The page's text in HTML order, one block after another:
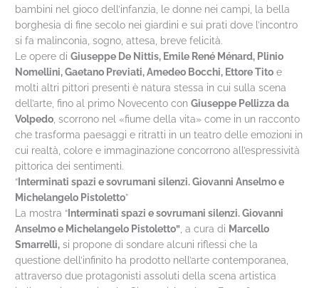
bambini nel gioco dell’infanzia, le donne nei campi, la bella
borghesia di fine secolo nei giardini e sui prati dove l’incontro
si fa malinconia, sogno, attesa, breve felicità.
Le opere diGiuseppe De Nittis, Emile René Ménard, Plinio
Nomellini, Gaetano Previati, Amedeo Bocchi, Ettore Tito e
molti altri pittori presenti è natura stessa in cui sulla scena
dell’arte, fino al primo Novecento conGiuseppe Pellizza da
Volpedo , scorrono nel «fiume della vita» come in un racconto
che trasforma paesaggi e ritratti in un teatro delle emozioni in
cui realtà, colore e immaginazione concorrono all’espressività
pittorica dei sentimenti.
“Interminati spazi e sovrumani silenzi. Giovanni Anselmo e
Michelangelo Pistoletto”
La mostra “Interminati spazi e sovrumani silenzi. Giovanni
Anselmo e Michelangelo Pistoletto” , a cura di Marcello
Smarrelli, si propone di sondare alcuni riflessi che la
questione dell’infinito ha prodotto nell’arte contemporanea,
attraverso due protagonisti assoluti della scena artistica